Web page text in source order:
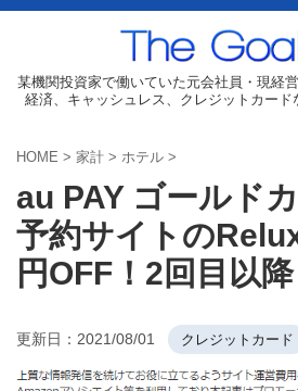
某機関投資家で働いていた元会社員・現経
経済、キャッシュレス、クレジットカード
HOME > 家計 > ホテル >
au PAY ゴールド
予約サイトの
円OFF！2回目以
更新日： 2021/08/01 クレジットカード